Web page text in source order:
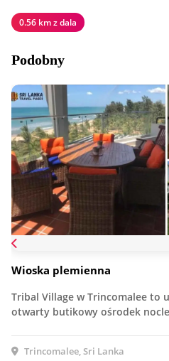
0.56 km z dala
Podobny
Wioska plemienna
Tribal Village w Trincomalee to
otwarty butikowy ośrodek
Trincomalee, Sri Lanka